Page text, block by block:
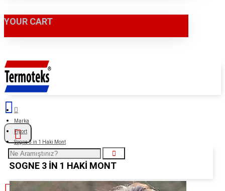
YOUR CART
Marka
Fiyort
Sogne 3 in 1 Haki Mont
SOGNE 3 IN 1 HAKI MONT